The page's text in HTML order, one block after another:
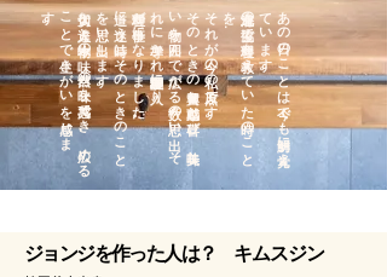
あ
の
日の
こ
と
は
今で
も
鮮明に
覚え
て
い
ま
す
。
北海道の
生協で
料理を
教え
て
い
た
時の
こ
と
を
.
.
.
それが今の私の原点です。
そ
の
と
き
の
興奮と
感動と
喜び
、
美味し
い
物を
囲ん
で
広が
る
数々の
思い
出、
そ
れ
に
導か
れ
調理師学校に
入り
、
料理が仕事になりました。
道に
迷う
時は
そ
の
と
き
の
こ
と
を
思い
出し
ま
す
。
大切な
人達と
本物の
味、
自然の
味を
共感で
き
、
広め
る
こ
と
で
生き
が
い
​を
感じ
ま
す
。
ジョンジを作った人は？ キムスジン